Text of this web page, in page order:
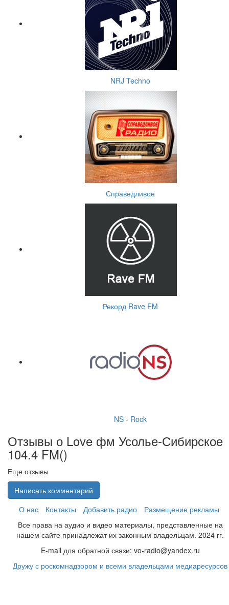
NRJ Techno
Справедливое
Рекорд Rave FM
NS - Rock
Отзывы о Love фм Усолье-Сибирское
104.4 FM()
Еще отзывы
Написать комментарий
О нас
Контакты Добавить радио
Размещение рекламы
Все права на аудио и видео материалы, представленные на
нашем сайте принадлежат их законным владельцам. 2024 гг.
E-mail для обратной связи: vo-radio@yandex.ru
Дружу с роскомнадзором и всеми владельцами медиаресурсов